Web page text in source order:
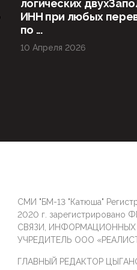
логических
ИНН при любых
по ...
10 Апреля 2026
СМИ "БМ-13 "Катюша"
2020 г.
СВЯЗИ,
УЧРЕДИТЕЛЬ ООО
ГЛАВНЫЙ РЕДАКТОР